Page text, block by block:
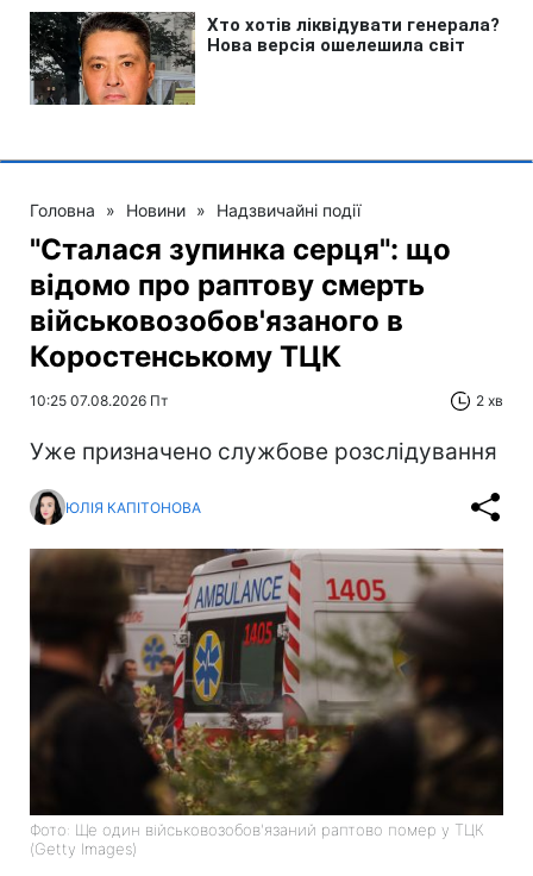
Головна » Новини » Надзвичайні події
"Сталася зупинка серця": що
відомо про раптову смерть
військовозобов'язаного в
Коростенському ТЦК
10:25 07.08.2026 Пт 2 хв
Уже призначено службове розслідування
ЮЛІЯ КАПІТОНОВА
Фото: Ще один військовозобов'язаний раптово помер у ТЦК
(Getty Images)